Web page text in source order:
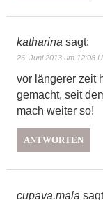
katharina sagt:
26. Juni 2013 um 12:08
vor längerer zeit
gemacht, seit
mach weiter so!
ANTWORTEN
cupava.mala